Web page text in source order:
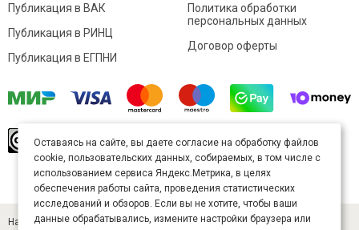
Публикация в ВАК
Публикация в РИНЦ
Публикация в ЕГПНИ
Политика обработки
персональных данных
Договор оферты
произведение доступно полицензии Creative
Commons «Attribution» («Атрибуция») 4.0
Непортированная.
Карта сайта
Научный журнал «Студенческий» (ISSN 2541-9412). Издатель — ООО
Оставаясь на сайте, вы даете согласие на обработку файлов
cookie, пользовательских данных, собираемых, в том числе с
использованием сервиса Яндекс.Метрика, в целях
обеспечения работы сайта, проведения статистических
исследований и обзоров. Если вы не хотите, чтобы ваши
данные обрабатывались, измените настройки браузера или